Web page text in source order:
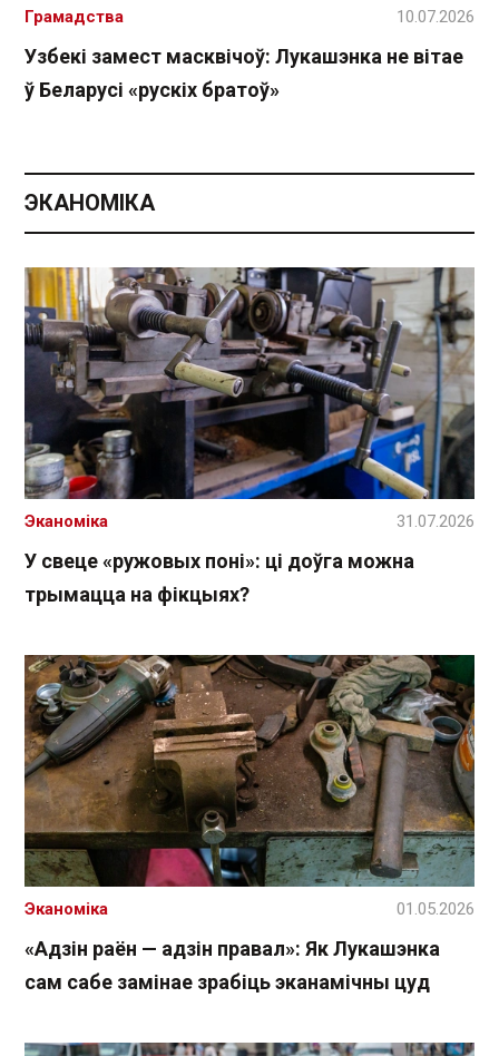
Узбекі замест масквічоў: Лукашэнка не вітае
ў Беларусі «рускіх братоў»
Грамадства 10.07.2026
ЭКАНОМІКА
У свеце «ружовых поні»: ці доўга можна
трымацца на фікцыях?
Эканоміка 31.07.2026
«Адзін раён — адзін правал»: Як Лукашэнка
сам сабе замінае зрабіць эканамічны цуд
Эканоміка 01.05.2026